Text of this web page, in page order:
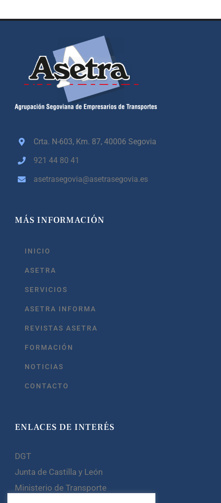
Crta. N-603, Km. 87,40006 Segovia
921 44 80 41
asetrasegovia@asetrasegovia.es
MÁS INFORMACIÓN
INICIO
ASETRA
SERVICIOS
ASETRA INFORMA
REVISTAS ASETRA
FORMACIÓN
NOTICIAS
CONTACTO
ENLACES DE INTERÉS
DGT
Junta de Castilla y León
Ministerio de Transporte